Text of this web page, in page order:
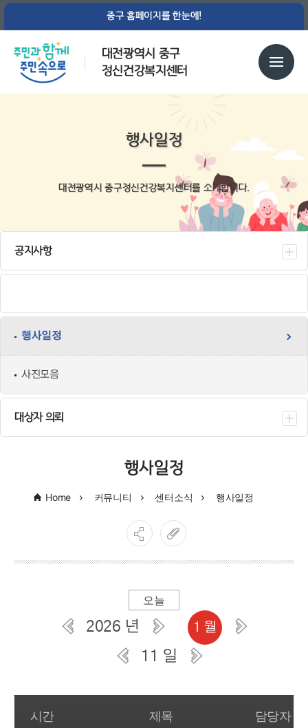
중구 홈페이지를 한눈에!
대전광역시 중구
정신건강복지센터
행사일정
대전광역시 중구정신건강복지센터를 소개합니다.
공지사항
행사일정
사진모음
대상자 의뢰
행사일정
Home 커뮤니티 센터소식 행사일정
오늘
2026 년 1 월
11 일
일간 부서일정관리
시간 제목 담당자